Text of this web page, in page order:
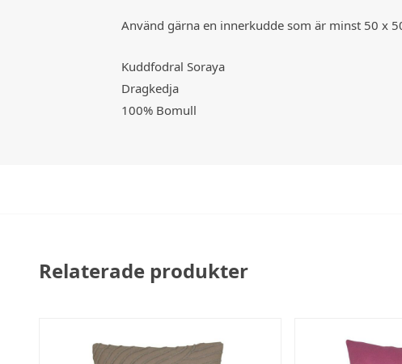
Använd gärna en innerkudde som är minst 50 x
Kuddfodral Soraya
Dragkedja
100% Bomull
Relaterade produkter